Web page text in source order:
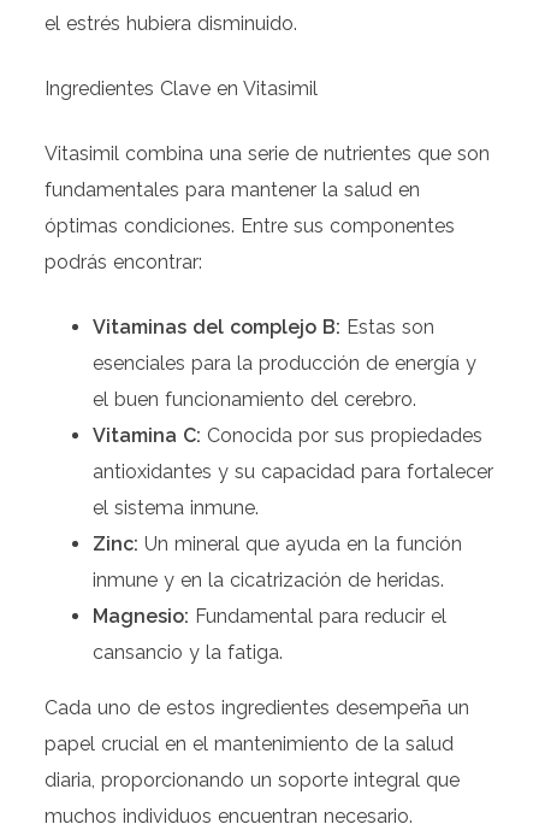
el estrés hubiera disminuido.
Ingredientes Clave en Vitasimil
Vitasimil combina una serie de nutrientes que son
fundamentales para mantener la salud en
óptimas condiciones. Entre sus componentes
podrás encontrar:
Vitaminas del complejo B: Estas son
esenciales para la producción de energía y
el buen funcionamiento del cerebro.
Vitamina C: Conocida por sus propiedades
antioxidantes y su capacidad para fortalecer
el sistema inmune.
Zinc: Un mineral que ayuda en la función
inmune y en la cicatrización de heridas.
Magnesio: Fundamental para reducir el
cansancio y la fatiga.
Cada uno de estos ingredientes desempeña un
papel crucial en el mantenimiento de la salud
diaria, proporcionando un soporte integral que
muchos individuos encuentran necesario.